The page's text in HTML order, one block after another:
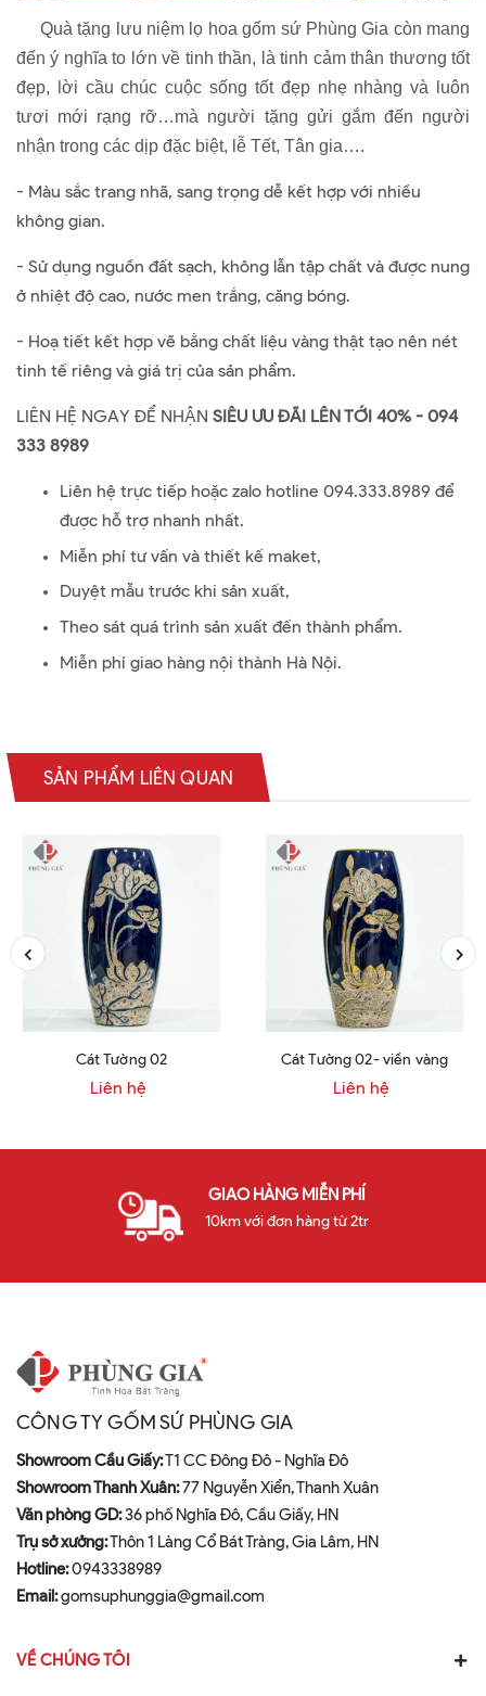
Quà tặng lưu niệm lọ hoa gốm sứ Phùng Gia còn mang
đến ý nghĩa to lớn về tinh thần, là tinh cảm thân thương tốt
đẹp, lời cầu chúc cuộc sống tốt đẹp nhẹ nhàng và luôn
tươi mới rạng rỡ…mà người tặng gửi gắm đến người
nhận trong các dịp đặc biệt, lễ Tết, Tân gia….
- Màu sắc trang nhã, sang trọng dễ kết hợp với nhiều
không gian.
- Sử dụng nguồn đất sạch, không lẫn tập chất và được nung
ở nhiệt độ cao, nước men trắng, căng bóng.
- Hoạ tiết kết hợp vẽ bằng chất liệu vàng thật tạo nên nét
tinh tế riêng và giá trị của sản phẩm.
LIÊN HỆ NGAY ĐỂ NHẬN SIÊU ƯU ĐÃI LÊN TỚI 40% - 094
333 8989
Liên hệ trực tiếp hoặc zalo hotline 094.333.8989 để
được hỗ trợ nhanh nhất.
Miễn phí tư vấn và thiết kế maket,
Duyệt mẫu trước khi sản xuất,
Theo sát quá trình sản xuất đến thành phẩm.
Miễn phí giao hàng nội thành Hà Nội.
SẢN PHẨM LIÊN QUAN
Cát Tường 02
Liên hệ
Cát Tường 02- viền vàng
Liên hệ
GIAO HÀNG MIỄN PHÍ
10km với đơn hàng từ 2tr
CÔNG TY GỐM SỨ PHÙNG GIA
Showroom Cầu Giấy:T1 CC Đông Đô - Nghĩa Đô
Showroom Thanh Xuân:77 Nguyễn Xiển, Thanh Xuân
Văn phòng GD:36 phố Nghĩa Đô, Cầu Giấy, HN
Trụ sở xưởng:Thôn 1 Làng Cổ Bát Tràng, Gia Lâm, HN
Hotline:0943338989
Email:gomsuphunggia@gmail.com
VỀ CHÚNG TÔI